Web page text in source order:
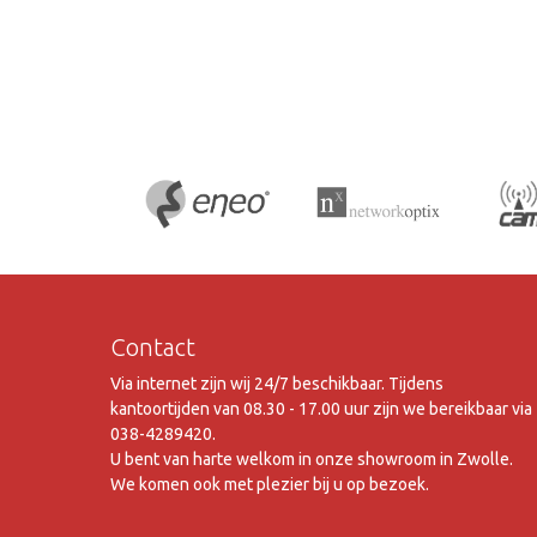
Contact
Via internet zijn wij 24/7 beschikbaar. Tijdens
kantoortijden van 08.30 - 17.00 uur zijn we bereikbaar via
038-4289420.
U bent van harte welkom in onze showroom in Zwolle.
We komen ook met plezier bij u op bezoek.